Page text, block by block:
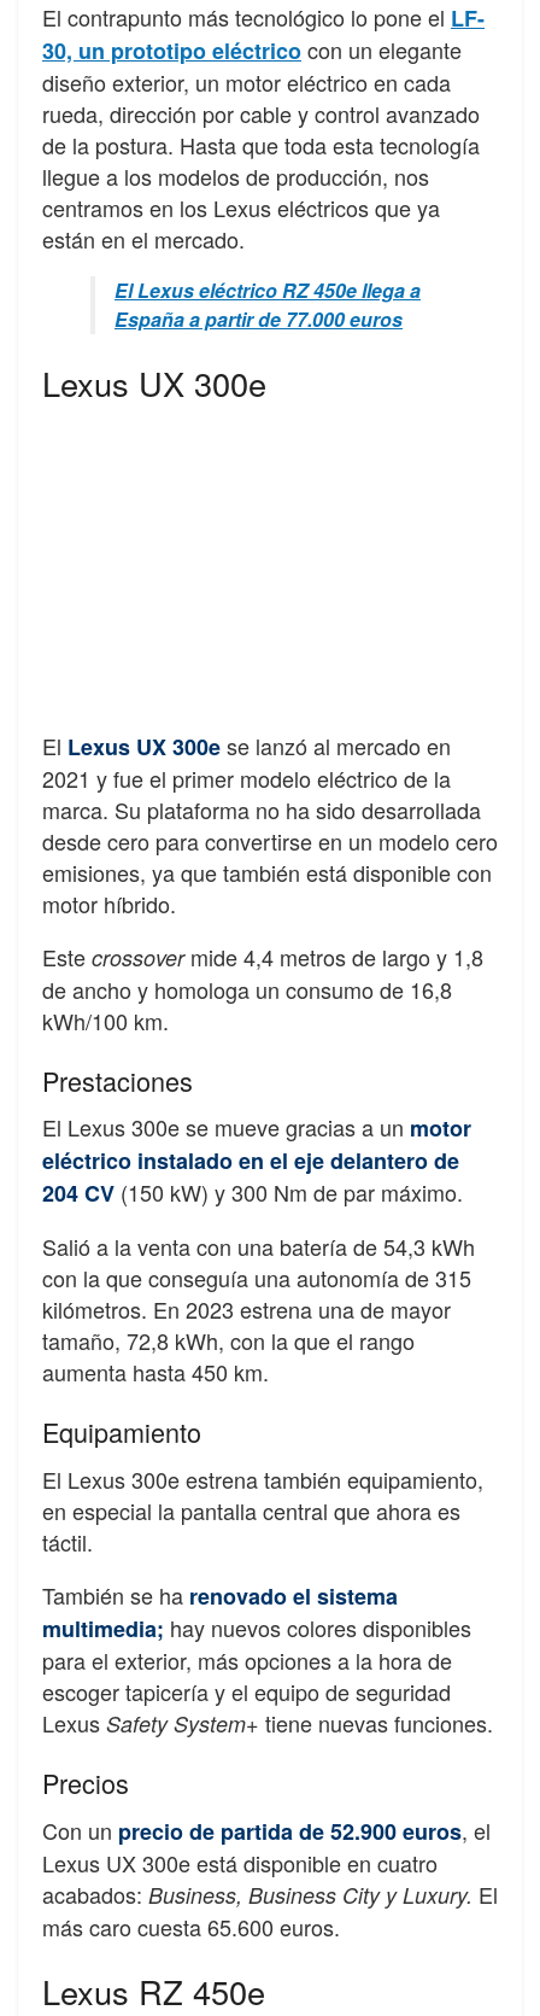
El contrapunto más tecnológico lo pone el LF-
30, un prototipo eléctricocon un elegante
diseño exterior, un motor eléctrico en cada
rueda, dirección por cable y control avanzado
de la postura. Hasta que toda esta tecnología
llegue a los modelos de producción, nos
centramos en los Lexus eléctricos que ya
están en el mercado.
El Lexus eléctrico RZ 450e llega a
España a partir de 77.000 euros
Lexus UX 300e
El Lexus UX 300ese lanzó al mercado en
2021 y fue el primer modelo eléctrico de la
marca. Su plataforma no ha sido desarrollada
desde cero para convertirse en un modelo cero
emisiones, ya que también está disponible con
motor híbrido.
Este crossovermide 4,4 metros de largo y 1,8
de ancho y homologa un consumo de 16,8
kWh/100 km.
Prestaciones
El Lexus 300e se mueve gracias a un motor
eléctrico instalado en el eje delantero de
204 CV (150 kW) y 300 Nm de par máximo.
Salió a la venta con una batería de 54,3 kWh
con la que conseguía una autonomía de 315
kilómetros. En 2023 estrena una de mayor
tamaño, 72,8 kWh, con la que el rango
aumenta hasta 450 km.
Equipamiento
El Lexus 300e estrena también equipamiento,
en especial la pantalla central que ahora es
táctil.
También se ha renovadoel sistema
multimedia; hay nuevos colores disponibles
para el exterior, más opciones a la hora de
escoger tapicería y el equipo de seguridad
Lexus Safety System+ tiene nuevas funciones.
Precios
Con un precio de partida de 52.900 euros, el
Lexus UX 300e está disponible en cuatro
acabados: Business, Business City y Luxury. El
más caro cuesta 65.600 euros.
Lexus RZ 450e